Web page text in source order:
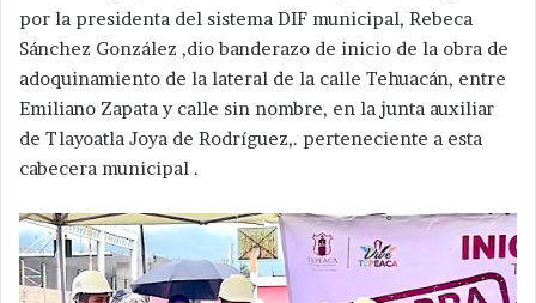
por la presidenta del sistema DIF municipal, Rebeca
Sánchez González ,dio banderazo de inicio de la obra de
adoquinamiento de la lateral de la calle Tehuacán, entre
Emiliano Zapata y calle sin nombre, en la junta auxiliar
de Tlayoatla Joya de Rodríguez,. perteneciente a esta
cabecera municipal .